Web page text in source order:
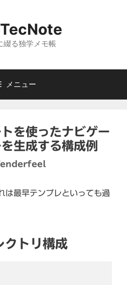
綴る独学メモ帳
メニュー
を使ったナビゲー
生成する構成例
最早テンプレといっても過
クトリ構成